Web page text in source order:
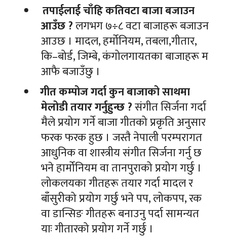
तपाईलाई चाँहि कतिवटा बाजा बजाउन
आउँछ ?लगभग ७÷८ वटा बाजाहरू बजाउन
आउछ । मादल, हर्मोनियम, तबला,गीतार,
कि–बोर्ड, जिम्बे, कंगोलगायतका बाजाहरू म
आफै बजाउँछु ।
गीत कम्पोज गर्दा कुन बाजाको साथमा
मेलोडी तयार गर्नुहुन्छ ?संगीत सिर्जना गर्दा
मैले प्रयोग गर्ने बाजा गीतको प्रकृति अनुसार
फरक फरक हुछ । जस्तै नेपाली परम्परागत
आधुनिक वा शास्त्रीय संगीत सिर्जना गर्नु छ
भने हार्मोनियम वा तानपुराको प्रयोग गर्छु ।
लोकलयका गीतहरू तयार गर्दा मादल र
बाँसुरीको प्रयोग गर्छु भने पप, लोकपप, रक
वा डान्सिङ गीतहरू बनाउनु पर्दा सामन्यत
याः गीतारको प्रयोग गर्ने गर्छु ।